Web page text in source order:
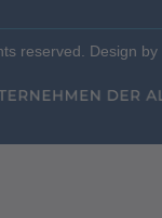
reserved. Design by